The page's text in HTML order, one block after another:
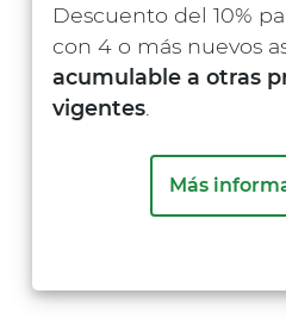
Descuento del 10%
con 4 o más nuevos
acumulable a otras
vigentes
Más